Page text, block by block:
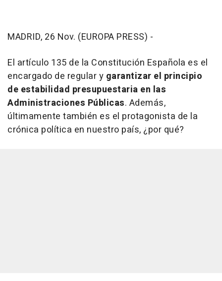
MADRID, 26 Nov. (EUROPA PRESS) -
El artículo 135 de la Constitución Española es el
encargado de regular y garantizar el principio
de estabilidad presupuestaria en las
Administraciones Públicas. Además,
últimamente también es el protagonista de la
crónica política en nuestro país, ¿por qué?